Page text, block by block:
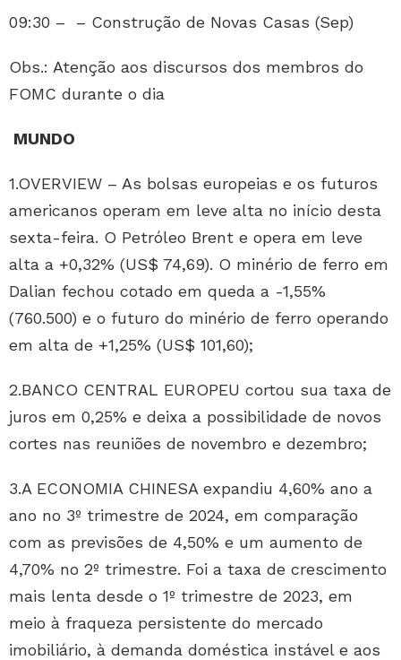
09:30 – – Construção de Novas Casas (Sep)
Obs.: Atenção aos discursos dos membros do
FOMC durante o dia
MUNDO
1.OVERVIEW – As bolsas europeias e os futuros
americanos operam em leve alta no início desta
sexta-feira. O Petróleo Brent e opera em leve
alta a +0,32% (US$ 74,69). O minério de ferro em
Dalian fechou cotado em queda a -1,55%
(760.500) e o futuro do minério de ferro operando
em alta de +1,25% (US$ 101,60);
2.BANCO CENTRAL EUROPEU cortou sua taxa de
juros em 0,25% e deixa a possibilidade de novos
cortes nas reuniões de novembro e dezembro;
3.A ECONOMIA CHINESA expandiu 4,60% ano a
ano no 3º trimestre de 2024, em comparação
com as previsões de 4,50% e um aumento de
4,70% no 2º trimestre. Foi a taxa de crescimento
mais lenta desde o 1º trimestre de 2023, em
meio à fraqueza persistente do mercado
imobiliário, à demanda doméstica instável e aos